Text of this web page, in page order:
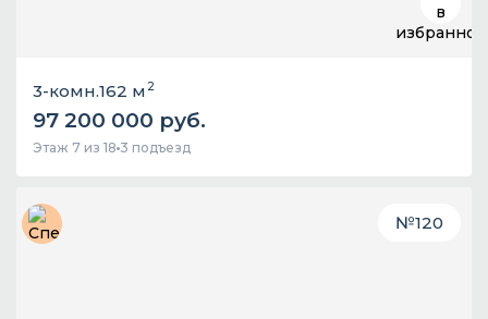
3-комн.162 м 2
97 200 000 руб.
Этаж 7 из 18 3 подъезд
№120